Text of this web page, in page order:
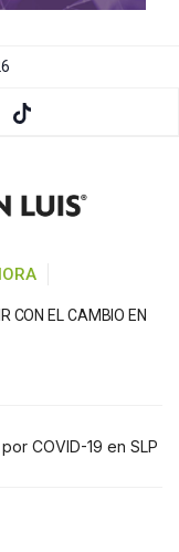
CON EL CAMBIO EN
COVID-19 en SLP